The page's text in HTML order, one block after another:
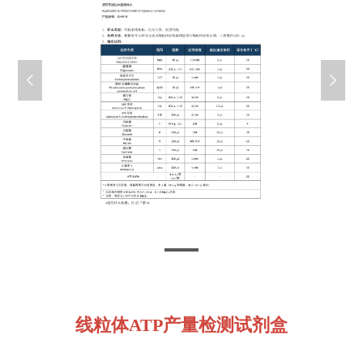
넳 넲
线粒体ATP产量检测试剂盒